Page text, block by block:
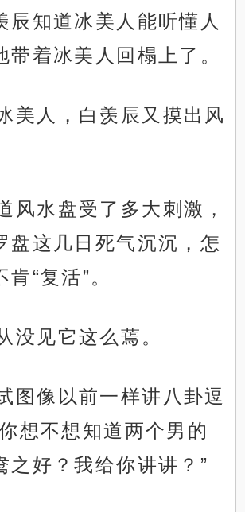
辰知道冰美人能听懂人
带着冰美人回榻上了。
美人，白羡辰又摸出风
风水盘受了多大刺激，
盘这几日死气沉沉，怎
“复活”。
没见它这么蔫。
图像以前一样讲八卦逗
想不想知道两个男的
之好？我给你讲讲？”